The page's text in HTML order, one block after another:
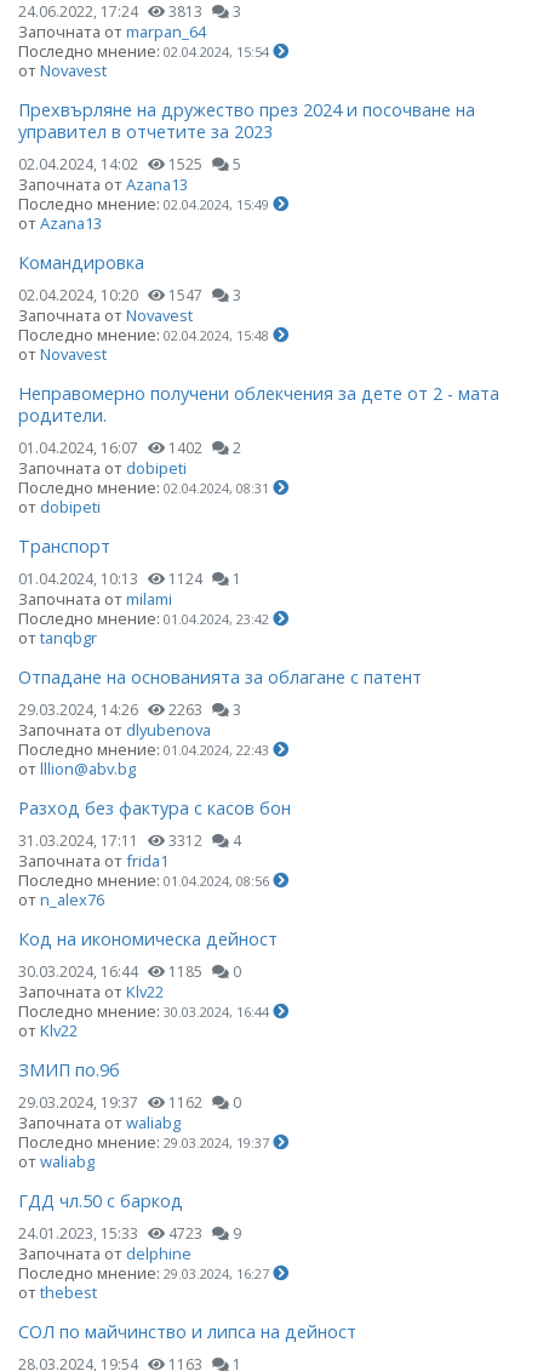
24.06.2022, 17:24 3813 3
Започната отmarpan_64
Последно мнение: 02.04.2024, 15:54
отNovavest
Прехвърляне на дружество през 2024 и посочване на
управител в отчетите за 2023
02.04.2024, 14:02 1525 5
Започната отAzana13
Последно мнение: 02.04.2024, 15:49
отAzana13
Командировка
02.04.2024, 10:20 1547 3
Започната отNovavest
Последно мнение: 02.04.2024, 15:48
отNovavest
Неправомерно получени облекчения за дете от 2 - мата
родители.
01.04.2024, 16:07 1402 2
Започната от dobipeti
Последно мнение: 02.04.2024, 08:31
от dobipeti
Транспорт
01.04.2024, 10:13 1124 1
Започната отmilami
Последно мнение: 01.04.2024, 23:42
отtanqbgr
Отпадане на основанията за облагане с патент
29.03.2024, 14:26 2263 3
Започната от dlyubenova
Последно мнение: 01.04.2024, 22:43
отlllion@abv.bg
Разход без фактура с касов бон
31.03.2024, 17:11 3312 4
Започната отfrida1
Последно мнение: 01.04.2024, 08:56
отn_alex76
Код на икономическа дейност
30.03.2024, 16:44 1185 0
Започната отKlv22
Последно мнение: 30.03.2024, 16:44
отKlv22
ЗМИП по.9б
29.03.2024, 19:37 1162 0
Започната отwaliabg
Последно мнение: 29.03.2024, 19:37
отwaliabg
ГДД чл.50 с баркод
24.01.2023, 15:33 4723 9
Започната от delphine
Последно мнение: 29.03.2024, 16:27
отthebest
СОЛ по майчинство и липса на дейност
28.03.2024, 19:54 1163 1